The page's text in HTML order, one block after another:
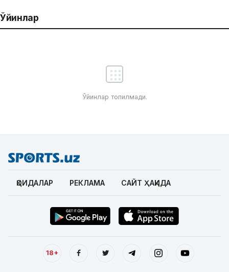
Ўйинлар
Ўйинлар топилмади.
ҚОИДАЛАР РЕКЛАМА САЙТ ҲАҚИДА
18+